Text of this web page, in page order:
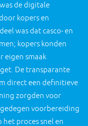
de digitale
kopers en
was dat casco- en
kopers konden
eigen smaak
De transparante
direct een definitieve
zorgden voor
voorbereiding
proces snel en